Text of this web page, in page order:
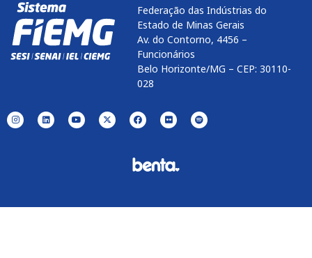
Federação das Indústrias do
Estado de Minas Gerais
Av. do Contorno, 4456 –
Funcionários
Belo Horizonte/MG – CEP: 30110-
028